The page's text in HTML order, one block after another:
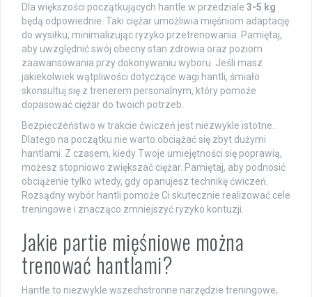
Dla większości początkujących hantle w przedziale 3-5 kg
będą odpowiednie. Taki ciężar umożliwia mięśniom adaptację
do wysiłku, minimalizując ryzyko przetrenowania. Pamiętaj,
aby uwzględnić swój obecny stan zdrowia oraz poziom
zaawansowania przy dokonywaniu wyboru. Jeśli masz
jakiekolwiek wątpliwości dotyczące wagi hantli, śmiało
skonsultuj się z trenerem personalnym, który pomoże
dopasować ciężar do twoich potrzeb.
Bezpieczeństwo w trakcie ćwiczeń jest niezwykle istotne.
Dlatego na początku nie warto obciążać się zbyt dużymi
hantlami. Z czasem, kiedy Twoje umiejętności się poprawią,
możesz stopniowo zwiększać ciężar. Pamiętaj, aby podnosić
obciążenie tylko wtedy, gdy opanujesz technikę ćwiczeń.
Rozsądny wybór hantli pomoże Ci skutecznie realizować cele
treningowe i znacząco zmniejszyć ryzyko kontuzji.
Jakie partie mięśniowe można
trenować hantlami?
Hantle to niezwykle wszechstronne narzędzie treningowe,